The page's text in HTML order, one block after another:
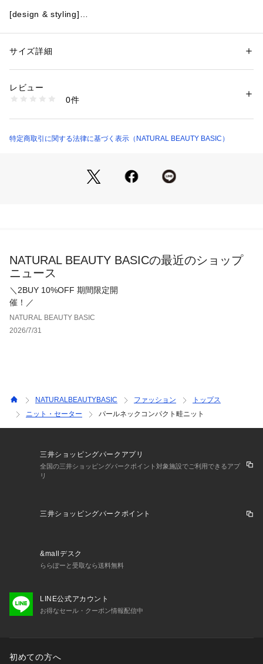
[design & styling]
エットで、気になるボディラインをふんわりとカバーしてくれ
シャリ感のある素材感との絶妙バランスで、NBBらしい引き算
された華やかさを演出してくれます。
素材を使用しています。
味と異なって見えることがございます。色味は、商品アップの
画像をご参照ください。
性別：レディース
素材：ポリエステル 100%（リブ部分）ポリエステル 95% ナイロン 5%
洗濯：手洗い 漂白× アイロン150℃ ドライ弱い タンブル乾燥× 平干し ウ
ェット非常に弱い
商品番号：1100700000577 （モール）
サイズ詳細
レビュー
0件
特定商取引に関する法律に基づく表示（NATURAL BEAUTY BASIC）
NATURAL BEAUTY BASICの最近のショップ
ニュース
＼2BUY 10%OFF 期間限定開
催！／
NATURAL BEAUTY BASIC
2026/7/31
NATURALBEAUTYBASIC ファッション
トップス
ニット・セーター
パールネックコンパクト畦ニット
三井ショッピングパークアプリ
全国の三井ショッピングパークポイント対象施設でご利用できるアプ
リ
三井ショッピングパークポイント
&mallデスク
ららぽーと受取なら送料無料
LINE公式アカウント
お得なセール・クーポン情報配信中
初めての方へ